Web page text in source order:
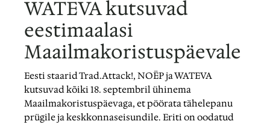
WATEVA kutsuvad
eestimaalasi
Maailmakoristuspäevale
Eesti staarid Trad.Attack!, NOËP ja WATEVA
kutsuvad kõiki 18. septembril ühinema
Maailmakoristuspäevaga, et pöörata tähelepanu
prügile ja keskkonnaseisundile. Eriti on oodatud